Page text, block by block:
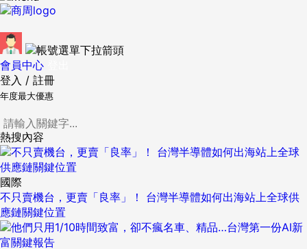
會員中心
登入 / 註冊
年度最大優惠
熱搜內容
國際
不只賣機台，更賣「良率」！ 台灣半導體如何出海站上全球供
應鏈關鍵位置